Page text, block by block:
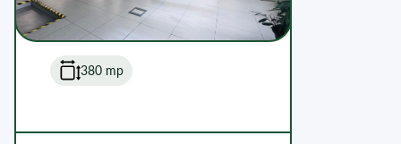
380 mp